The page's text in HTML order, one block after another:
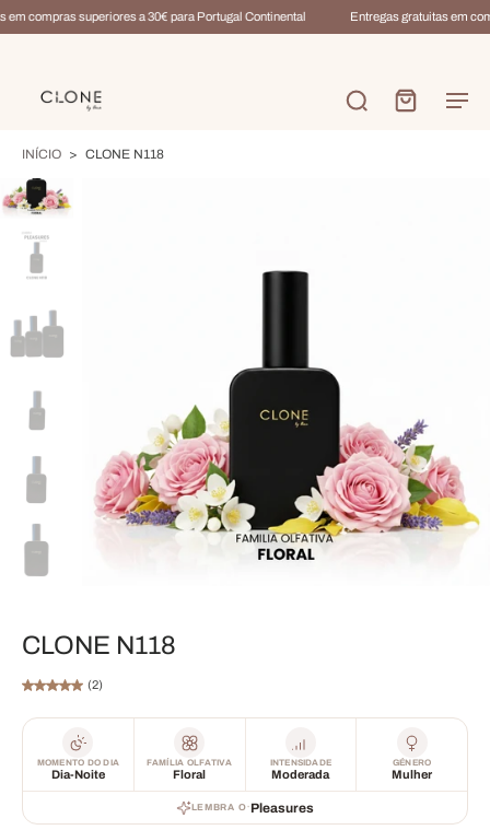
compras superiores a 30€ para Portugal Continental Entregas gratuitas em
INÍCIO > CLONE N118
CLONE N118
(2)
MOMENTO DO DIA
Dia-Noite
FAMÍLIA OLFATIVA
Floral
INTENSIDADE
Moderada
GÉNERO
Mulher
LEMBRA O·Pleasures